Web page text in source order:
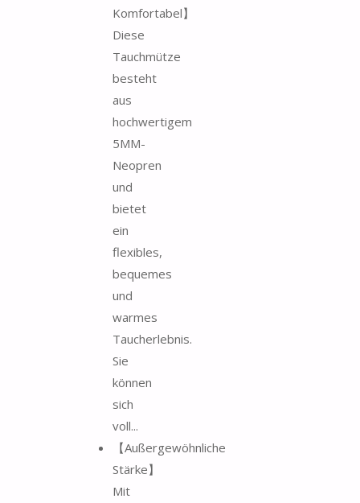
Komfortabel】
Diese
Tauchmütze
besteht
aus
hochwertigem
5MM-
Neopren
und
bietet
ein
flexibles,
bequemes
und
warmes
Taucherlebnis.
Sie
können
sich
voll...
【Außergewöhnliche
Stärke】
Mit